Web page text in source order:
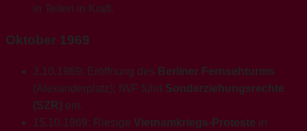
in Teilen in Kraft.
Oktober 1969
3.10.1969: Eröffnung des Berliner Fernsehturms
(Alexanderplatz); IWF führt Sonderziehungsrechte
(SZR) ein.
15.10.1969: Riesige Vietnamkriegs-Proteste in